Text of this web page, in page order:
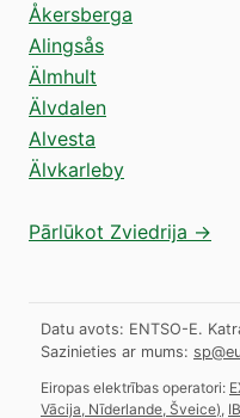
Åkersberga
Alingsås
Älmhult
Älvdalen
Alvesta
Älvkarleby
Pārlūkot Zviedrija →
Datu avots: ENTSO-E.
Sazinieties ar mums:
Eiropas elektrības operatori:
Vācija, Nīderlande, Šveice)